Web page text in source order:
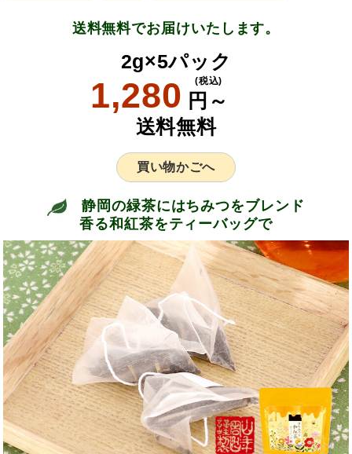
送料無料でお届けいたします。
2g×5パック
1,280 円～
(税込)
送料無料
買い物かごへ
静岡の緑茶にはちみつをブレンド
香る和紅茶をティーバッグで